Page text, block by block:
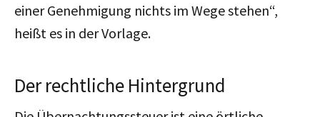
einer Genehmigung nichts im Wege stehen“,
heißt es in der Vorlage.
Der rechtliche Hintergrund